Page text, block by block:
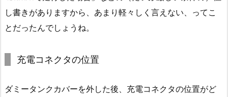
し書きがありますから、あまり軽々しく言えない、ってこ
とだったんでしょうね。
充電コネクタの位置
ダミータンクカバーを外した後、充電コネクタの位置がど